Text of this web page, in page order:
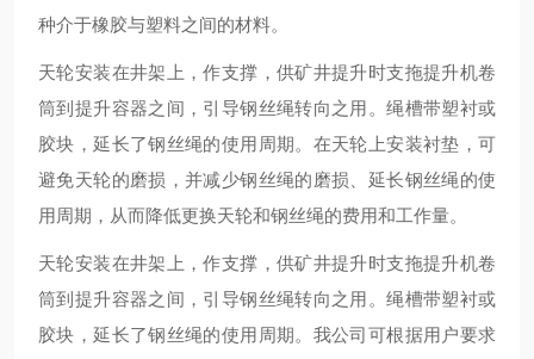
种介于橡胶与塑料之间的材料。
天轮安装在井架上，作支撑，供矿井提升时支拖提升机卷
筒到提升容器之间，引导钢丝绳转向之用。绳槽带塑衬或
胶块，延长了钢丝绳的使用周期。在天轮上安装衬垫，可
避免天轮的磨损，并减少钢丝绳的磨损、延长钢丝绳的使
用周期，从而降低更换天轮和钢丝绳的费用和工作量。
天轮安装在井架上，作支撑，供矿井提升时支拖提升机卷
筒到提升容器之间，引导钢丝绳转向之用。绳槽带塑衬或
胶块，延长了钢丝绳的使用周期。我公司可根据用户要求